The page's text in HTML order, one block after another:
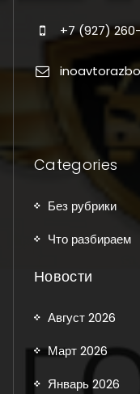
+7 (927)
Categories
Без рубрики
Что разбираем
Новости
Август 2026
Март 2026
Январь 2026